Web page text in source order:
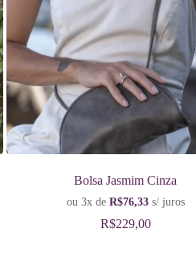
Bolsa Jasmim Cinza
ou 3x de R$76,33 s/ juros
R$229,00